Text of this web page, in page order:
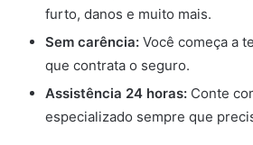
furto, danos e muito mais.
Sem carência: Você começa a
que contrata o seguro.
Assistência 24 horas: Conte
especializado sempre que